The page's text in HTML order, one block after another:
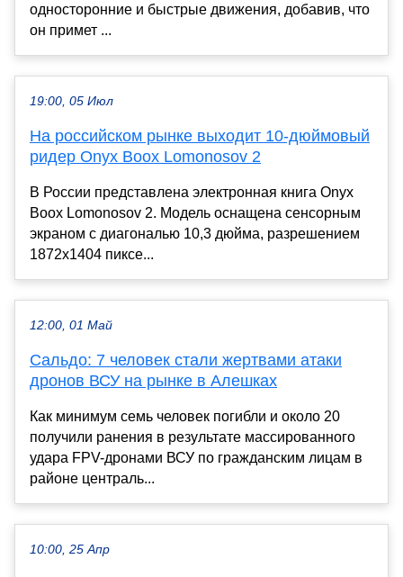
односторонние и быстрые движения, добавив, что
он примет ...
19:00, 05 Июл
На российском рынке выходит 10-дюймовый
ридер Onyx Boox Lomonosov 2
В России представлена электронная книга Onyx
Boox Lomonosov 2. Модель оснащена сенсорным
экраном с диагональю 10,3 дюйма, разрешением
1872х1404 пиксе...
12:00, 01 Май
Сальдо: 7 человек стали жертвами атаки
дронов ВСУ на рынке в Алешках
Как минимум семь человек погибли и около 20
получили ранения в результате массированного
удара FPV-дронами ВСУ по гражданским лицам в
районе централь...
10:00, 25 Апр